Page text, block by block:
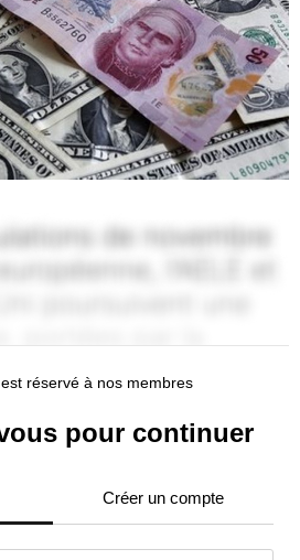
réservé à nos membres
pour continuer
Créer un compte